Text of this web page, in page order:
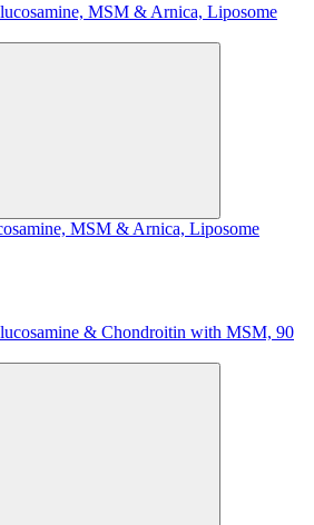
MSM & Arnica, Liposome